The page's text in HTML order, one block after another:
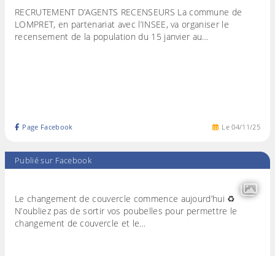
RECRUTEMENT D’AGENTS RECENSEURS La commune de
LOMPRET, en partenariat avec l’INSEE, va organiser le
recensement de la population du 15 janvier au…
Le04/11/25
Page Facebook
Publié sur Facebook
Le changement de couvercle commence aujourd’hui ♻️
N’oubliez pas de sortir vos poubelles pour permettre le
changement de couvercle et le…